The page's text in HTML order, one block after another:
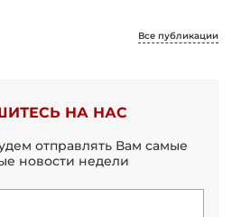
Все публикации
НА НАС
отправлять Вам самые
новости недели